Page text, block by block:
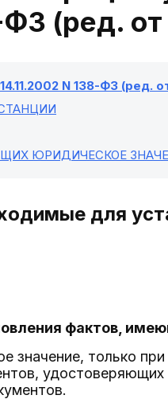
(ред.
N 138-ФЗ (ред.
ЮРИДИЧЕСКОЕ
для
фактов,
только
удостоверяющих